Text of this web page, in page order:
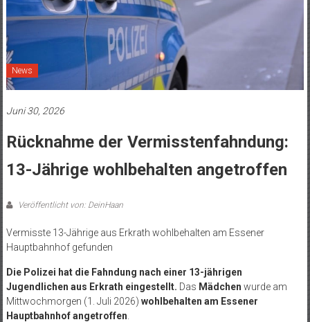
News
Juni 30, 2026
Rücknahme der Vermisstenfahndung:
13-Jährige wohlbehalten angetroffen
Veröffentlicht von: DeinHaan
Vermisste 13-Jährige aus Erkrath wohlbehalten am Essener
Hauptbahnhof gefunden
Die Polizei hat die Fahndung nach einer 13-jährigen
Jugendlichen aus Erkrath eingestellt. Das Mädchen wurde am
Mittwochmorgen (1. Juli 2026) wohlbehalten am Essener
Hauptbahnhof angetroffen